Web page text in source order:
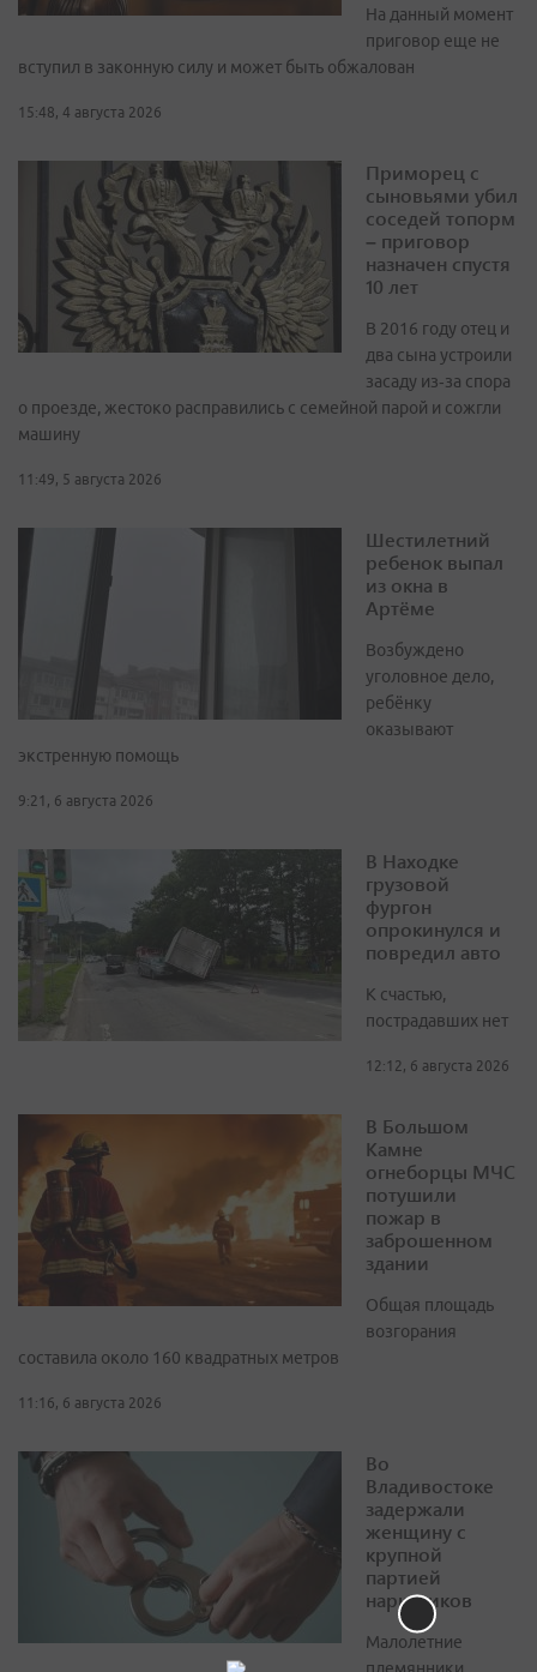
На данный момент
приговор еще не
вступил в законную силу и может быть обжалован
15:48, 4 августа 2026
Приморец с
сыновьями убил
соседей топорм
– приговор
назначен спустя
10 лет
В 2016 году отец и
два сына устроили
засаду из‑за спора
о проезде, жестоко расправились с семейной парой и сожгли
машину
11:49, 5 августа 2026
Шестилетний
ребенок выпал
из окна в
Артёме
Возбуждено
уголовное дело,
ребёнку
оказывают
экстренную помощь
9:21, 6 августа 2026
В Находке
грузовой
фургон
опрокинулся и
повредил авто
К счастью,
пострадавших нет
12:12, 6 августа 2026
В Большом
Камне
огнеборцы МЧС
потушили
пожар в
заброшенном
здании
Общая площадь
возгорания
составила около 160 квадратных метров
11:16, 6 августа 2026
Во
Владивостоке
задержали
женщину с
крупной
партией
наркотиков
Малолетние